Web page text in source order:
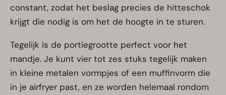
constant, zodat het beslag precies de hitteschok
krijgt die nodig is om het de hoogte in te sturen.
Tegelijk is de portiegrootte perfect voor het
mandje. Je kunt vier tot zes stuks tegelijk maken
in kleine metalen vormpjes of een muffinvorm die
in je airfryer past, en ze worden helemaal rondom